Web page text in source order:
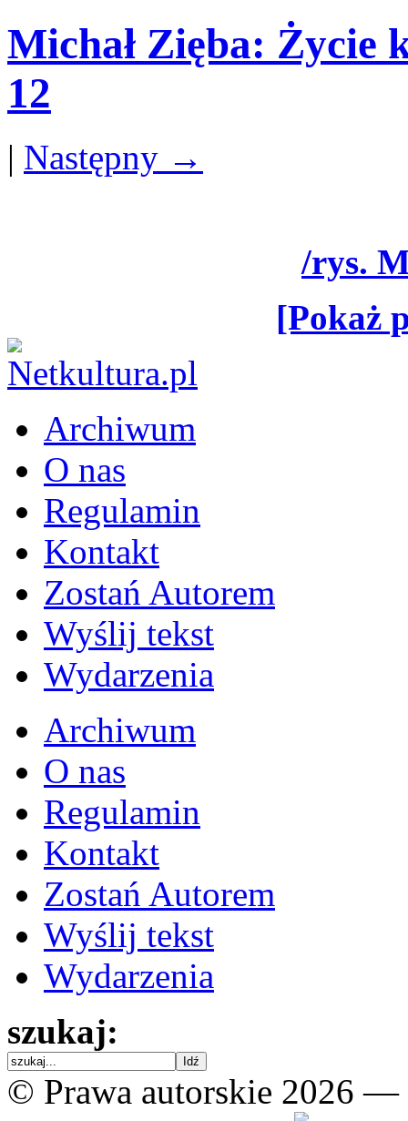
Michał Zięba: Życie
12
| Następny →
/rys.
[Pokaż
Archiwum
O nas
Regulamin
Kontakt
Zostań Autorem
Wyślij tekst
Wydarzenia
Archiwum
O nas
Regulamin
Kontakt
Zostań Autorem
Wyślij tekst
Wydarzenia
szukaj:
© Prawa autorskie 2026 —